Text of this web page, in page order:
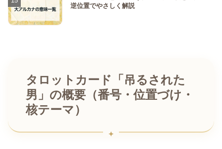
逆位置でやさしく解説
タロットカード「吊るされた
男」の概要（番号・位置づけ・
核テーマ）